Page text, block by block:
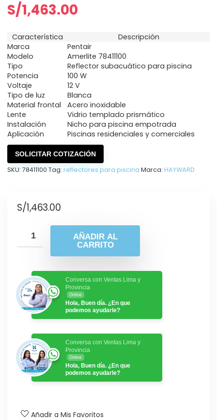
S/1,463.00
Característica
Descripción
Marca
Pentair
Modelo
Amerlite 78411100
Tipo
Reflector subacuático para piscina
Potencia
100 W
Voltaje
12 V
Tipo de luz
Blanca
Material frontal
Acero inoxidable
Lente
Vidrio templado prismático
Instalación
Nicho para piscina empotrada
Aplicación
Piscinas residenciales y comerciales
SOLICITAR COTIZACIÓN
SKU: 78411100 Tag: reflectores para piscina Marca: HAYWARD
S/1,463.00
AÑADIR AL
CARRITO
Conversa con Ventas Lima y
Provincia
Online
Hola, Buen día. ¿En que
podemos ayudarle?
Conversa con Ventas Lima y
Provincia
Online
Hola, Buen día. ¿En que
podemos ayudarle?
Añadir a Mis Favoritos